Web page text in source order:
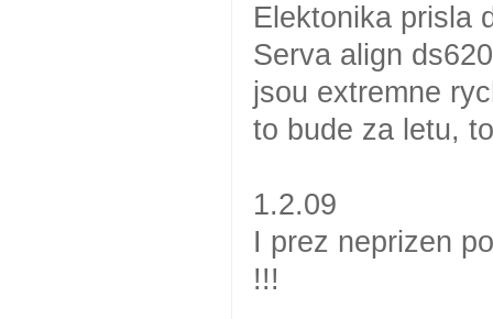
Elektonika prisla
Serva align
jsou extremne
to bude za letu,
1.2.09
I prez neprizen
!!!